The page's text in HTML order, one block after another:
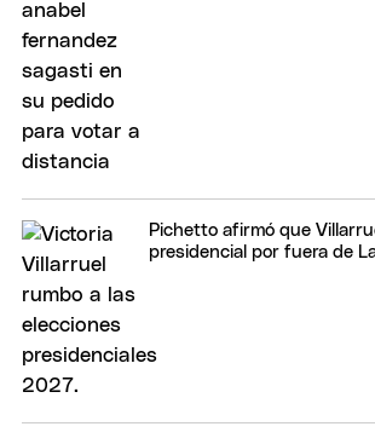
Pichetto afirmó que
presidencial por fuera de